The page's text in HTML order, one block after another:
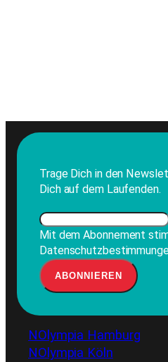
Trage Dich in den
Dich auf dem Laufenden.
Mit dem Abonnement
NOlympia Hamburg
NOlympia Köln